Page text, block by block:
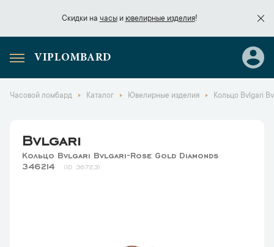
Скидки на часыи ювелирные изделия!
Скидки начасы
VIPLOMBARD
Часовой ломбард Каталог Ювелирные изделия Кольцо Bvlgari
Bvlgari
Кольцо Bvlgari Bvlgari-Rose Gold Diamonds
346214
36723